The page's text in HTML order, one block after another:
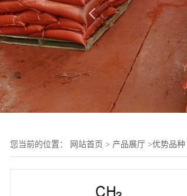
您当前的位置： 网站首页 > 产品展厅 >优势品种